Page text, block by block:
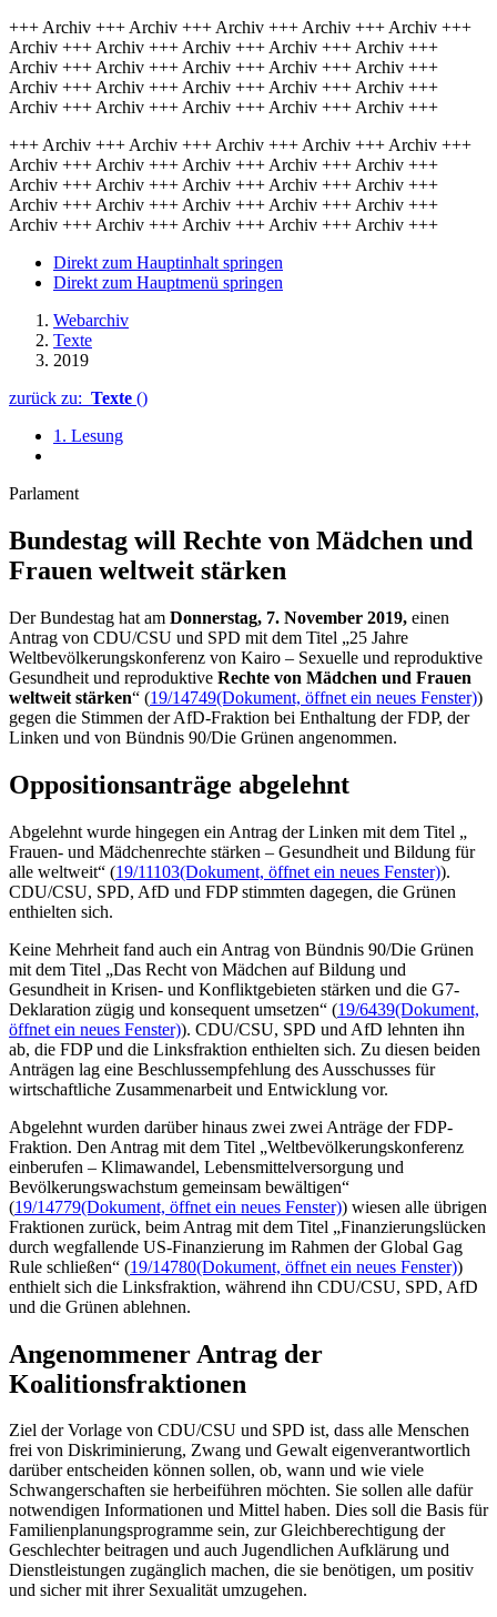
+++ Archiv +++ Archiv +++ Archiv +++ Archiv +++ Archiv +++
Archiv +++ Archiv +++ Archiv +++ Archiv +++ Archiv +++
Archiv +++ Archiv +++ Archiv +++ Archiv +++ Archiv +++
Archiv +++ Archiv +++ Archiv +++ Archiv +++ Archiv +++
Archiv +++ Archiv +++ Archiv +++ Archiv +++ Archiv +++
+++ Archiv +++ Archiv +++ Archiv +++ Archiv +++ Archiv +++
Archiv +++ Archiv +++ Archiv +++ Archiv +++ Archiv +++
Archiv +++ Archiv +++ Archiv +++ Archiv +++ Archiv +++
Archiv +++ Archiv +++ Archiv +++ Archiv +++ Archiv +++
Archiv +++ Archiv +++ Archiv +++ Archiv +++ Archiv +++
Direkt zum Hauptinhalt springen
Direkt zum Hauptmenü springen
Webarchiv
Texte
2019
zurück zu: Texte ()
1. Lesung
Parlament
Bundestag will Rechte von Mädchen und
Frauen welt­weit stärken
Der Bundestag hat am Donnerstag, 7. November 2019, einen
Antrag von CDU/CSU und SPD mit dem Titel „25 Jahre
Weltbevölkerungskonferenz von Kairo – Sexuelle und reproduktive
Gesundheit und reproduktive Rechte von Mädchen und Frauen
weltweit stärken“ (19/14749(Dokument, öffnet ein neues Fenster))
gegen die Stimmen der AfD-Fraktion bei Enthaltung der FDP, der
Linken und von Bündnis 90/Die Grünen angenommen.
Oppositionsanträge abgelehnt
Abgelehnt wurde hingegen ein Antrag der Linken mit dem Titel „
Frauen- und Mädchenrechte stärken – Gesundheit und Bildung für
alle weltweit“ (19/11103(Dokument, öffnet ein neues Fenster)).
CDU/CSU, SPD, AfD und FDP stimmten dagegen, die Grünen
enthielten sich.
Keine Mehrheit fand auch ein Antrag von Bündnis 90/Die Grünen
mit dem Titel „Das Recht von Mädchen auf Bildung und
Gesundheit in Krisen- und Konfliktgebieten stärken und die G7-
Deklaration zügig und konsequent umsetzen“ (19/6439(Dokument,
öffnet ein neues Fenster)). CDU/CSU, SPD und AfD lehnten ihn
ab, die FDP und die Linksfraktion enthielten sich. Zu diesen beiden
Anträgen lag eine Beschlussempfehlung des Ausschusses für
wirtschaftliche Zusammenarbeit und Entwicklung vor.
Abgelehnt wurden darüber hinaus zwei zwei Anträge der FDP-
Fraktion. Den Antrag mit dem Titel „Weltbevölkerungskonferenz
einberufen – Klimawandel, Lebensmittelversorgung und
Bevölkerungswachstum gemeinsam bewältigen“
(19/14779(Dokument, öffnet ein neues Fenster)) wiesen alle übrigen
Fraktionen zurück, beim Antrag mit dem Titel „Finanzierungslücken
durch wegfallende US-Finanzierung im Rahmen derGlobal Gag
Rule schließen“ (19/14780(Dokument, öffnet ein neues Fenster))
enthielt sich die Linksfraktion, während ihn CDU/CSU, SPD, AfD
und die Grünen ablehnen.
Angenommener Antrag der
Koalitionsfraktionen
Ziel der Vorlage von CDU/CSU und SPD ist, dass alle Menschen
frei von Diskriminierung, Zwang und Gewalt eigenverantwortlich
darüber entscheiden können sollen, ob, wann und wie viele
Schwangerschaften sie herbeiführen möchten. Sie sollen alle dafür
notwendigen Informationen und Mittel haben. Dies soll die Basis für
Familienplanungsprogramme sein, zur Gleichberechtigung der
Geschlechter beitragen und auch Jugendlichen Aufklärung und
Dienstleistungen zugänglich machen, die sie benötigen, um positiv
und sicher mit ihrer Sexualität umzugehen.